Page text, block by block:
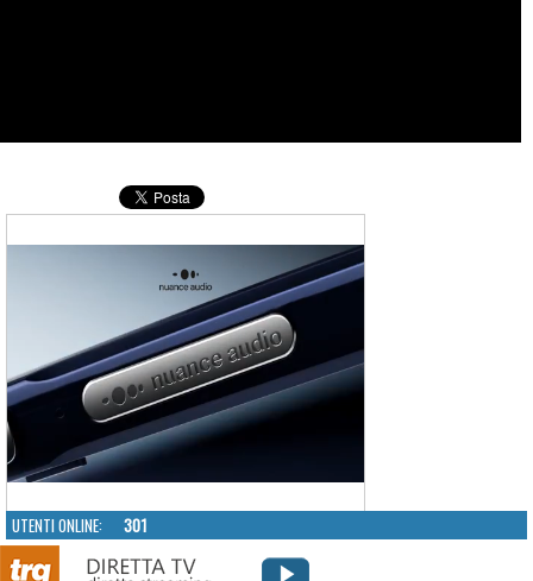
UTENTI ONLINE: 301